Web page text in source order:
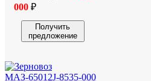
000 ₽
Получить
предложение